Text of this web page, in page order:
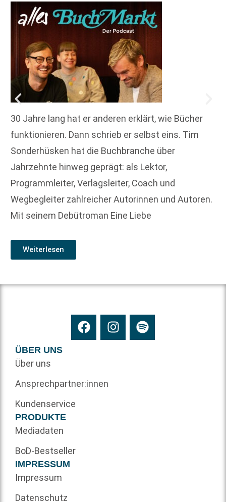
30 Jahre lang hat er anderen erklärt, wie Bücher
funktionieren. Dann schrieb er selbst eins. Tim
Sonderhüsken hat die Buchbranche über
Jahrzehnte hinweg geprägt: als Lektor,
Programmleiter, Verlagsleiter, Coach und
Wegbegleiter zahlreicher Autorinnen und Autoren.
Mit seinem Debütroman Eine Liebe
Weiterlesen
ÜBER UNS
Über uns
Ansprechpartner:innen
Kundenservice
PRODUKTE
Mediadaten
BoD-Bestseller
IMPRESSUM
Impressum
Datenschutz